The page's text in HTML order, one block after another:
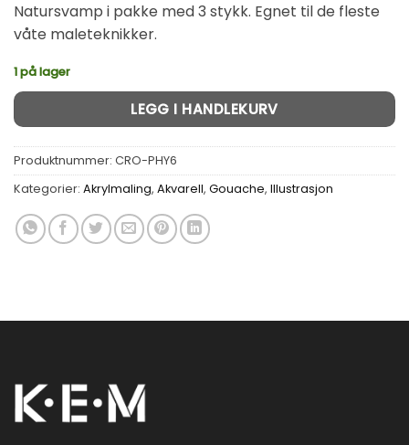
Natursvamp i pakke med 3 stykk. Egnet til de fleste
våte maleteknikker.
1 på lager
LEGG I HANDLEKURV
Alternative:
Produktnummer: CRO-PHY6
Kategorier: Akrylmaling, Akvarell, Gouache, Illustrasjon